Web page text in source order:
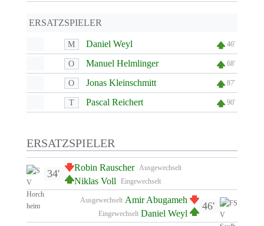
ERSATZSPIELER
M Daniel Weyl 46'
O Manuel Helmlinger 68'
O Jonas Kleinschmitt 87'
T Pascal Reichert 90'
ERSATZSPIELER
Ausgewechselt
Robin Rauscher
Eingewechselt
Niklas Voll
34'
46'
Ausgewechselt Amir Abugameh
Eingewechselt Daniel Weyl